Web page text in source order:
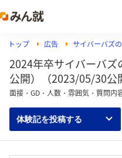
トップ 広告 サイバーバズ
2024年卒サイバーバ
公開）（2023/05/30公
面接・GD・人数・雰囲気・質問内
体験記を投稿する